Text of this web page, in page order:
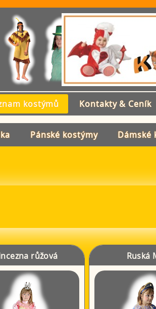
kostýmů Kontakty & Ceník
Pánské kostýmy Dámské
růžová Ruská